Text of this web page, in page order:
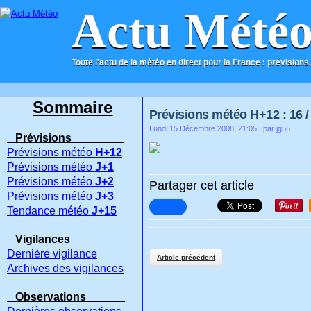
Actu
Toute l'actu de la météo en direct pour la France :
ACCUEIL CONTACT
Prévisions météo H+12 : 16
Lundi 15 Décembre 2008, 21:05 , par jg56
Partager cet article
Article précédent
Sommaire
Prévisions
Prévisions météo H+12
Prévisions météo J+1
Prévisions météo J+2
Prévisions météo J+3
Tendance météo J+15
Vigilances
Dernière vigilance
Archives des vigilances
Observations